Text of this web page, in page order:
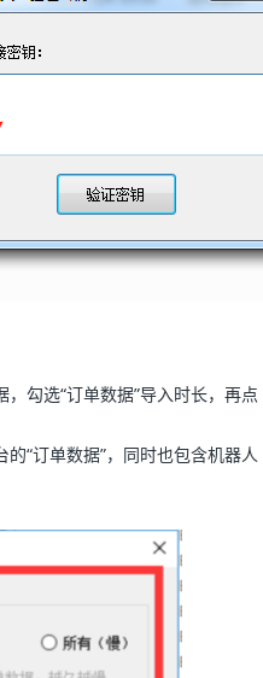
，勾选“订单数据”导入时长，再点
的“订单数据”，同时也包含机器人